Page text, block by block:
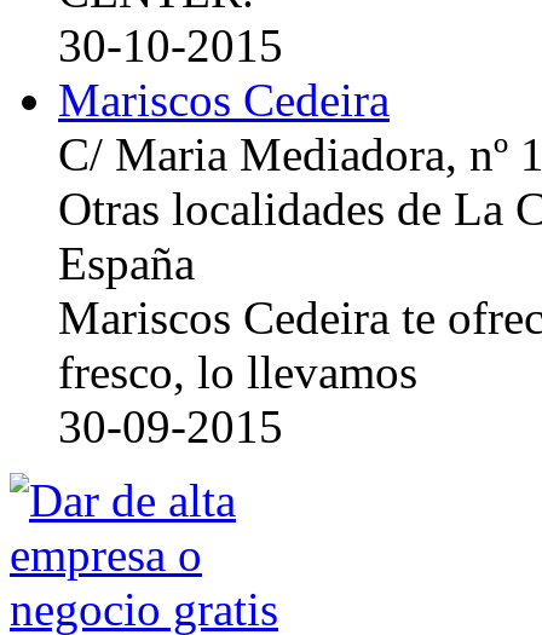
30-10-2015
Mariscos Cedeira
C/ Maria Mediadora, nº
Otras localidades de La
España
Mariscos Cedeira te
fresco, lo llevamos
30-09-2015